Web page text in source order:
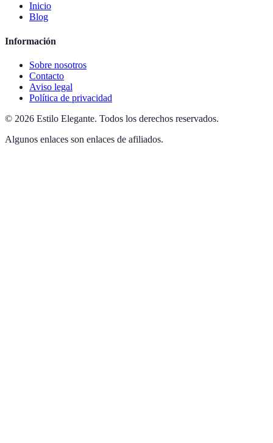
Inicio
Blog
Información
Sobre nosotros
Contacto
Aviso legal
Política de privacidad
© 2026 Estilo Elegante. Todos los derechos reservados.
Algunos enlaces son enlaces de afiliados.